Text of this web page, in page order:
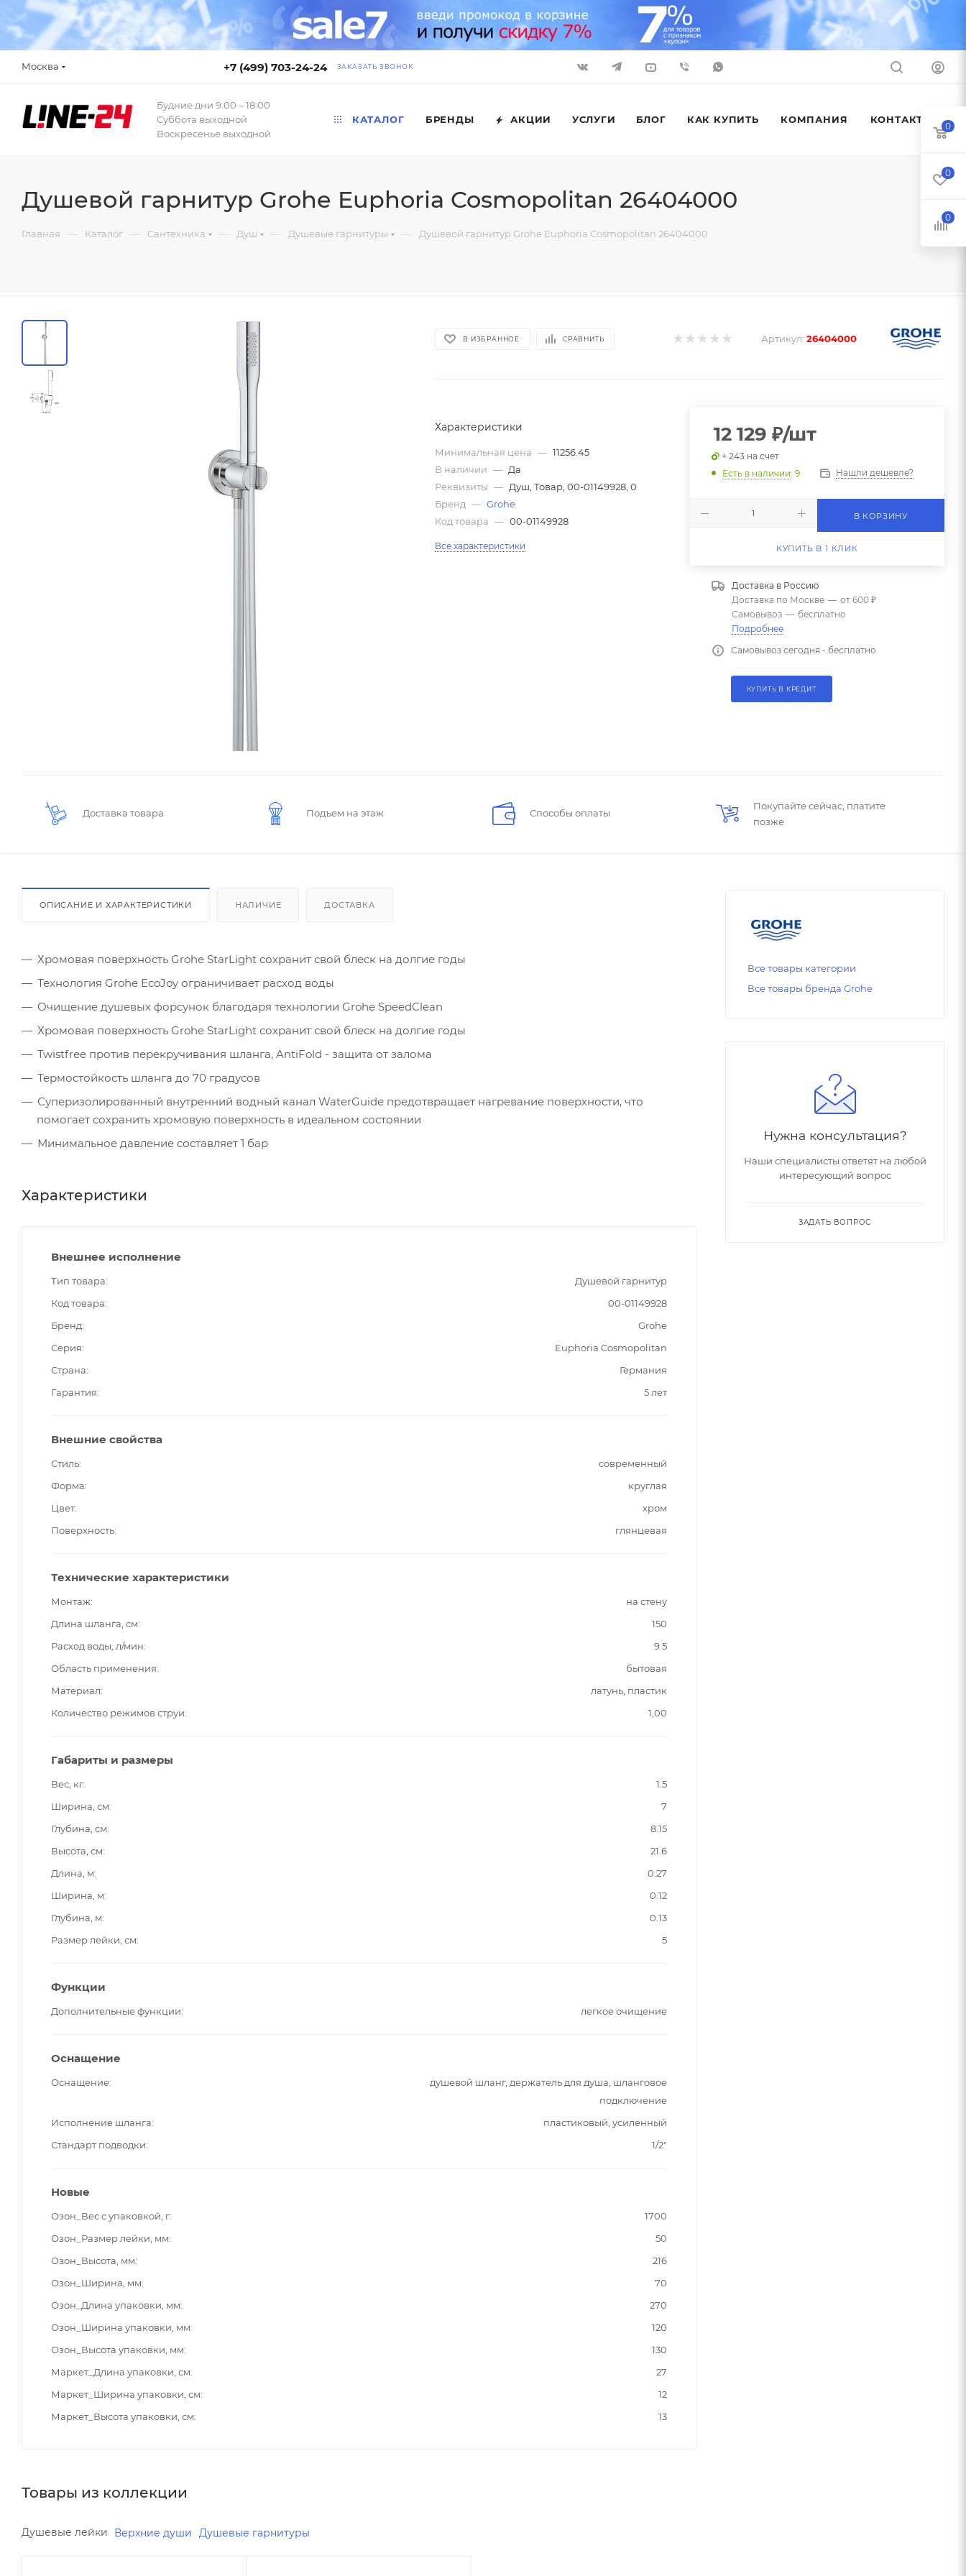
Москва +7 (499) 703-24-24 ЗАКАЗАТЬ ЗВОНОК
Будние дни 9:00 – 18:00
Суббота выходной
Воскресенье выходной
КАТАЛОГ БРЕНДЫ АКЦИИ УСЛУГИ БЛОГ КАК КУПИТЬ КОМПАНИЯ КОНТАКТЫ
Душевой гарнитур Grohe Euphoria Cosmopolitan 26404000
Главная — Каталог — Сантехника — Душ — Душевые гарнитуры — Душевой гарнитур Grohe Euphoria Cosmopolitan 26404000
В ИЗБРАННОЕ СРАВНИТЬ Артикул: 26404000
Характеристики
Минимальная цена — 11256.45
В наличии — Да
Реквизиты — Душ, Товар, 00-01149928, 0
Бренд — Grohe
Код товара — 00-01149928
Все характеристики
12 129 ₽/шт
+ 243 на счет
Есть в наличии: 9 Нашли дешевле?
В КОРЗИНУ
КУПИТЬ В 1 КЛИК
Доставка в Россию
Доставка по Москве — от 600 ₽
Самовывоз — бесплатно
Подробнее
Самовывоз сегодня - бесплатно
КУПИТЬ В КРЕДИТ
Доставка товара Подъем на этаж Способы оплаты
Покупайте сейчас, платите
позже
ОПИСАНИЕ И ХАРАКТЕРИСТИКИ НАЛИЧИЕ ДОСТАВКА
Хромовая поверхность Grohe StarLight сохранит свой блеск на долгие годы
Технология Grohe EcoJoy ограничивает расход воды
Очищение душевых форсунок благодаря технологии Grohe SpeedClean
Хромовая поверхность Grohe StarLight сохранит свой блеск на долгие годы
Twistfree против перекручивания шланга, AntiFold - защита от залома
Термостойкость шланга до 70 градусов
Суперизолированный внутренний водный канал WaterGuide предотвращает нагревание поверхности, что
помогает сохранить хромовую поверхность в идеальном состоянии
Минимальное давление составляет 1 бар
Характеристики
Внешнее исполнение
Тип товара
Душевой гарнитур
Код товара
00-01149928
Бренд
Grohe
Серия
Euphoria Cosmopolitan
Страна
Германия
Гарантия
5 лет
Внешние свойства
Стиль
современный
Форма
круглая
Цвет
хром
Поверхность
глянцевая
Технические характеристики
Монтаж
на стену
Длина шланга, см
150
Расход воды, л/мин
9.5
Область применения
бытовая
Материал
латунь, пластик
Количество режимов струи
1,00
Габариты и размеры
Вес, кг
1.5
Ширина, см
7
Глубина, см
8.15
Высота, см
21.6
Длина, м
0.27
Ширина, м
0.12
Глубина, м
0.13
Размер лейки, см
5
Функции
Дополнительные функции легкое очищение
Оснащение
Оснащение
душевой шланг, держатель для душа, шланговое
подключение
Исполнение шланга
пластиковый, усиленный
Стандарт подводки
1/2"
Новые
Озон_Вес с упаковкой, г
1700
Озон_Размер лейки, мм
50
Озон_Высота, мм
216
Озон_Ширина, мм
70
Озон_Длина упаковки, мм
270
Озон_Ширина упаковки, мм
120
Озон_Высота упаковки, мм
130
Маркет_Длина упаковки, см
27
Маркет_Ширина упаковки, см
12
Маркет_Высота упаковки, см
13
Товары из коллекции
Душевые лейки Верхние души Душевые гарнитуры
Все товары категории
Все товары бренда Grohe
Нужна консультация?
Наши специалисты ответят на любой
интересующий вопрос
ЗАДАТЬ ВОПРОС
0
0
0